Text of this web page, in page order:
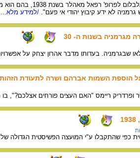
שלושה מכתבים
לא ידע קיבוץ יהודי אי פעם". /למידע מלא...
מגרמניה בשנות ה- 30
על הוספת השמות אברהם ושרה לתעודת הזהות
ריימס "האם העצים פורחים אצלכם?", בו
שהתקבלו ע"י המועצה הפשיסטית הגדולה של איטליה ב- 6